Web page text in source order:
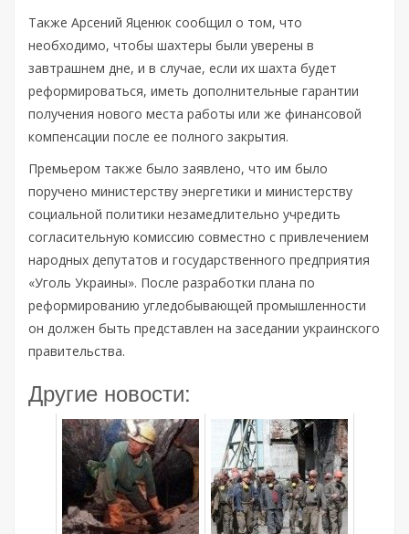
Также Арсений Яценюк сообщил о том, что
необходимо, чтобы шахтеры были уверены в
завтрашнем дне, и в случае, если их шахта будет
реформироваться, иметь дополнительные гарантии
получения нового места работы или же финансовой
компенсации после ее полного закрытия.
Премьером также было заявлено, что им было
поручено министерству энергетики и министерству
социальной политики незамедлительно учредить
согласительную комиссию совместно с привлечением
народных депутатов и государственного предприятия
«Уголь Украины». После разработки плана по
реформированию угледобывающей промышленности
он должен быть представлен на заседании украинского
правительства.
Другие новости: